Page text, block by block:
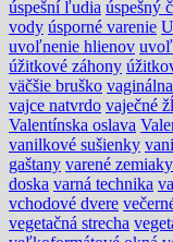
úspešní ľudia úspešný
vody úsporné varenie
uvoľnenie hlienov
úžitkové záhony
väčšie bruško
vajce natvrdo vaječné
Valentínska oslava
vanilkové sušienky
gaštany varené zemiaky
doska varná technika
vchodové dvere
vegetačná strecha